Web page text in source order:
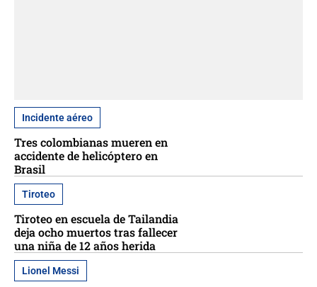
Incidente aéreo
Tres colombianas mueren en
accidente de helicóptero en
Brasil
Tiroteo
Tiroteo en escuela de Tailandia
deja ocho muertos tras fallecer
una niña de 12 años herida
Lionel Messi